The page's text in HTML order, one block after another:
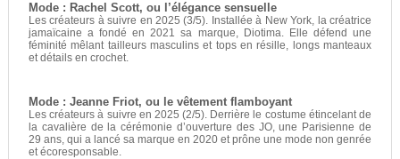
Mode : Rachel Scott, ou l’élégance sensuelle
Les créateurs à suivre en 2025 (3/5). Installée à New York, la créatrice
jamaïcaine a fondé en 2021 sa marque, Diotima. Elle défend une
féminité mêlant tailleurs masculins et tops en résille, longs manteaux
et détails en crochet.
Mode : Jeanne Friot, ou le vêtement flamboyant
Les créateurs à suivre en 2025 (2/5). Derrière le costume étincelant de
la cavalière de la cérémonie d’ouverture des JO, une Parisienne de
29 ans, qui a lancé sa marque en 2020 et prône une mode non genrée
et écoresponsable.